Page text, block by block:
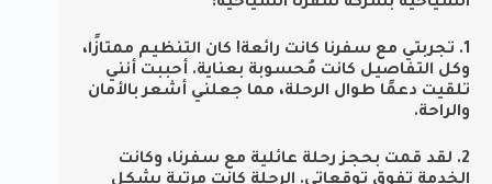
1. تجربتي مع سفرنا كانت رائعة! كان التنظيم ممتازًا،
وكل التفاصيل كانت مُحسوبة بعناية. أحببت أنني
تلقيت دعمًا طوال الرحلة، مما جعلني أشعر بالأمان
والراحة.
2. لقد قمت بحجز رحلة عائلية مع سفرنا، وكانت